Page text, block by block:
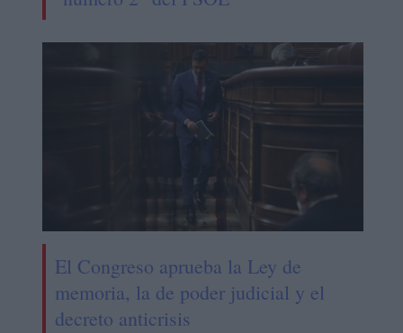
El Congreso aprueba la Ley de
memoria, la de poder judicial y el
decreto anticrisis